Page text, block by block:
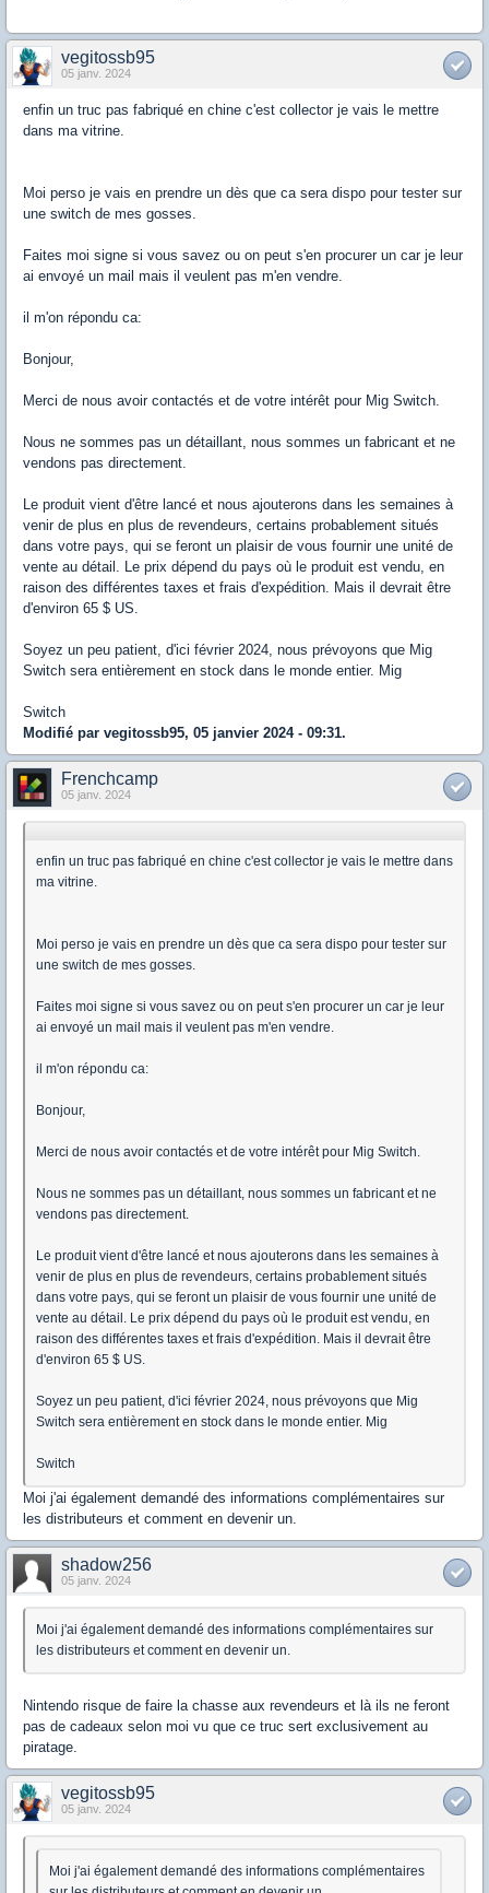
vegitossb95
05 janv. 2024
enfin un truc pas fabriqué en chine c'est collector je vais le mettre
dans ma vitrine.
Moi perso je vais en prendre un dès que ca sera dispo pour tester sur
une switch de mes gosses.
Faites moi signe si vous savez ou on peut s'en procurer un car je leur
ai envoyé un mail mais il veulent pas m'en vendre.
il m'on répondu ca:
Bonjour,
Merci de nous avoir contactés et de votre intérêt pour Mig Switch.
Nous ne sommes pas un détaillant, nous sommes un fabricant et ne
vendons pas directement.
Le produit vient d'être lancé et nous ajouterons dans les semaines à
venir de plus en plus de revendeurs, certains probablement situés
dans votre pays, qui se feront un plaisir de vous fournir une unité de
vente au détail. Le prix dépend du pays où le produit est vendu, en
raison des différentes taxes et frais d'expédition. Mais il devrait être
d'environ 65 $ US.
Soyez un peu patient, d'ici février 2024, nous prévoyons que Mig
Switch sera entièrement en stock dans le monde entier. Mig
Switch
Modifié par vegitossb95, 05 janvier 2024 - 09:31.
Frenchcamp
05 janv. 2024
enfin un truc pas fabriqué en chine c'est collector je vais le mettre dans
ma vitrine.
Moi perso je vais en prendre un dès que ca sera dispo pour tester sur
une switch de mes gosses.
Faites moi signe si vous savez ou on peut s'en procurer un car je leur
ai envoyé un mail mais il veulent pas m'en vendre.
il m'on répondu ca:
Bonjour,
Merci de nous avoir contactés et de votre intérêt pour Mig Switch.
Nous ne sommes pas un détaillant, nous sommes un fabricant et ne
vendons pas directement.
Le produit vient d'être lancé et nous ajouterons dans les semaines à
venir de plus en plus de revendeurs, certains probablement situés
dans votre pays, qui se feront un plaisir de vous fournir une unité de
vente au détail. Le prix dépend du pays où le produit est vendu, en
raison des différentes taxes et frais d'expédition. Mais il devrait être
d'environ 65 $ US.
Soyez un peu patient, d'ici février 2024, nous prévoyons que Mig
Switch sera entièrement en stock dans le monde entier. Mig
Switch
Moi j'ai également demandé des informations complémentaires sur
les distributeurs et comment en devenir un.
shadow256
05 janv. 2024
Moi j'ai également demandé des informations complémentaires sur
les distributeurs et comment en devenir un.
Nintendo risque de faire la chasse aux revendeurs et là ils ne feront
pas de cadeaux selon moi vu que ce truc sert exclusivement au
piratage.
vegitossb95
05 janv. 2024
Moi j'ai également demandé des informations complémentaires